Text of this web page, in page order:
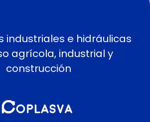
industriales e hidráulicas
agrícola, industrial y
construcción